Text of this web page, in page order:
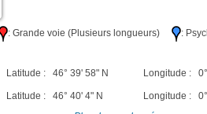
: Grande voie (Plusieurs longueurs) :
Latitude : 46° 39' 58" N Longitude :
Latitude : 46° 40' 4" N Longitude :